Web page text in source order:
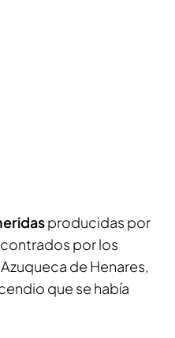
producidas por
por los
de Henares,
que se había